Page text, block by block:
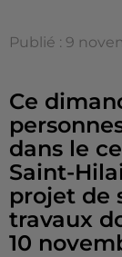
Publié : 9
Ce
dans le
Saint-
projet de
travaux
10